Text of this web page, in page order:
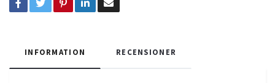
INFORMATION RECENSIONER